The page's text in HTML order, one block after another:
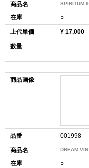
SPIRITUM
○
¥ 17,000
001998
DREAM
○